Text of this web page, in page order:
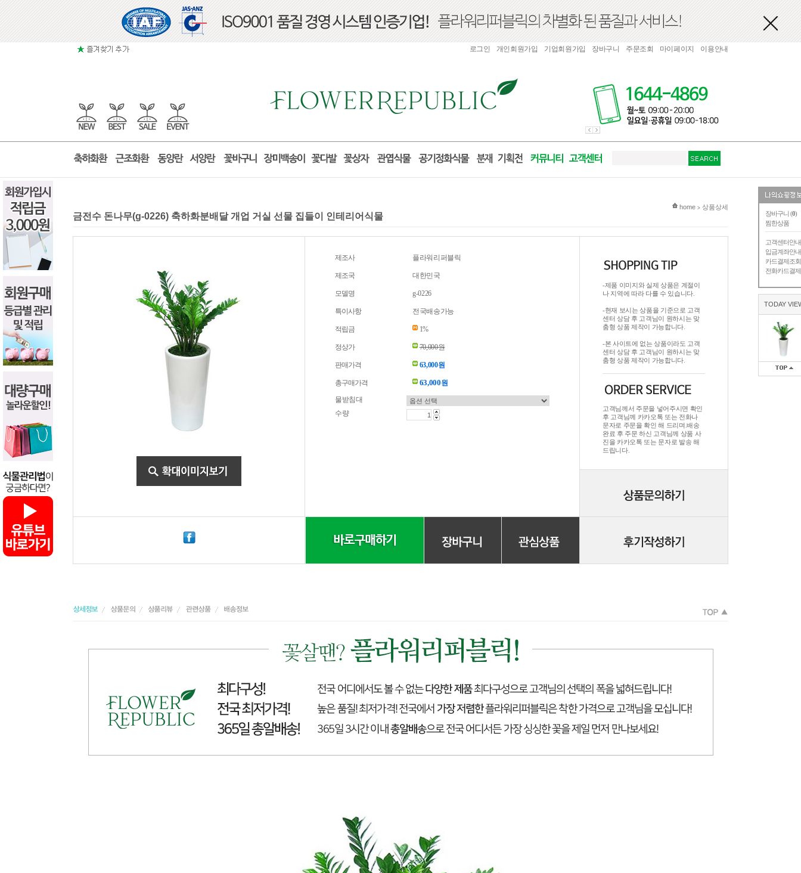
장바구니 (0)
찜한상품
고객센터안내
입금계좌안내
카드결제조회
전화카드결제
TODAY
로그인 개인회원가입 기업회원가입 장바구니 주문조회 마이페이지 이용안내
현재 위치
home > 상품상세
금전수 돈나무(g-0226) 축하화분배달 개업 거실 선물 집들이 인테리어식물
제조사 플라워리퍼블릭
제조국 대한민국
모델명 g-0226
특이사항 전국배송가능
적립금 1%
정상가 70,000원
판매가격 63,000원
총구매가격 63,000원
물받침대
수량
-제품 이미지와 실제 상품은 계절이
나 지역에 따라 다를 수 있습니다.
-현재 보시는 상품을 기준으로 고객
센터 상담 후 고객님이 원하시는 맞
춤형 상품 제작이 가능합니다.
-본 사이트에 없는 상품이라도 고객
센터 상담 후 고객님이 원하시는 맞
춤형 상품 제작이 가능합니다.
고객님께서 주문을 넣어주시면 확인
후 고객님께 카카오톡 또는 전화나
문자로 주문을 확인 해 드리며.배송
완료 후 주문 하신 고객님께 상품 사
진을 카카오톡 또는 문자로 발송 해
드립니다.